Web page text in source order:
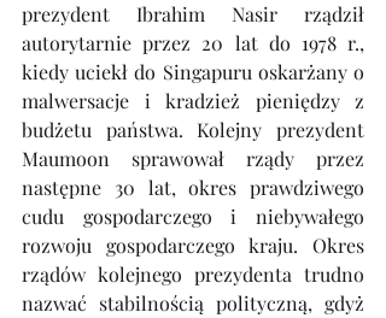
prezydent Ibrahim Nasir rządził
autorytarnie przez 20 lat do 1978 r.,
kiedy uciekł do Singapuru oskarżany o
malwersacje i kradzież pieniędzy z
budżetu państwa. Kolejny prezydent
Maumoon sprawował rządy przez
następne 30 lat, okres prawdziwego
cudu gospodarczego i niebywałego
rozwoju gospodarczego kraju. Okres
rządów kolejnego prezydenta trudno
nazwać stabilnością polityczną, gdyż